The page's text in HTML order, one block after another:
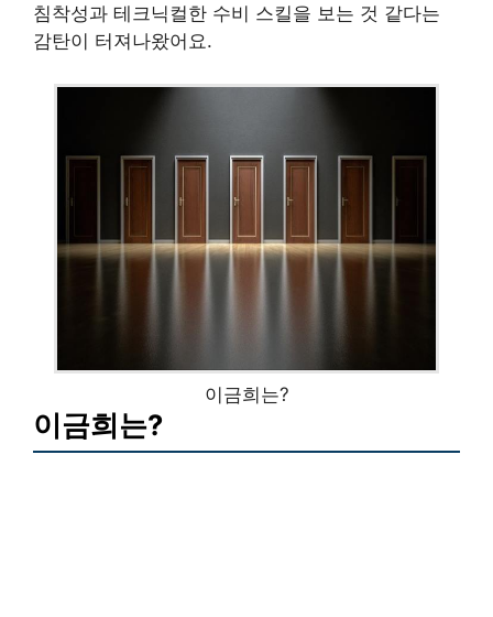
침착성과 테크닉컬한 수비 스킬을 보는 것 같다는
감탄이 터져나왔어요.
이금희는?
이금희는?